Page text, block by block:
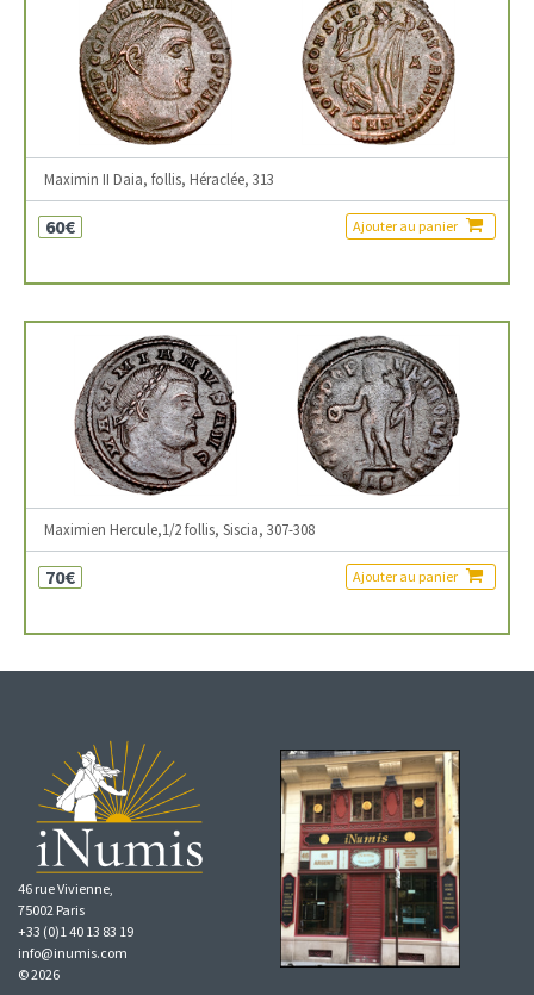
Maximin II Daia, follis, Héraclée, 313
60€ Ajouter au panier
Maximien Hercule,1/2 follis, Siscia, 307-308
70€ Ajouter au panier
46 rue Vivienne,
75002 Paris
+33 (0)1 40 13 83 19
info@inumis.com
© 2026